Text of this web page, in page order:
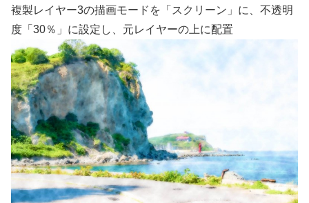
複製レイヤー3の描画モードを「スクリーン」に、不透明
度「30％」に設定し、元レイヤーの上に配置